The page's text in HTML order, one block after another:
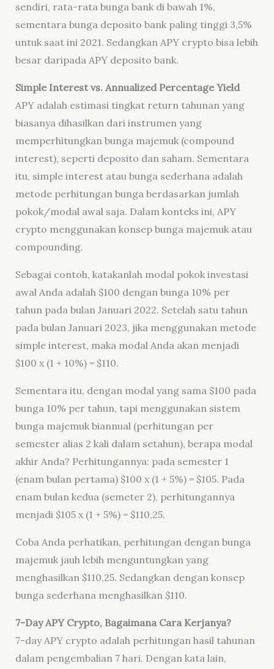
sendiri, rata-rata bunga bank di bawah 1%,
sementara bunga deposito bank paling tinggi 3,5%
untuk saat ini 2021. Sedangkan APY crypto bisa lebih
besar daripada APY deposito bank.
Simple Interest vs. Annualized Percentage Yield
APY adalah estimasi tingkat return tahunan yang
biasanya dihasilkan dari instrumen yang
memperhitungkan bunga majemuk (compound
interest), seperti deposito dan saham. Sementara
itu, simple interest atau bunga sederhana adalah
metode perhitungan bunga berdasarkan jumlah
pokok/modal awal saja. Dalam konteks ini, APY
crypto menggunakan konsep bunga majemuk atau
compounding.
Sebagai contoh, katakanlah modal pokok investasi
awal Anda adalah $100 dengan bunga 10% per
tahun pada bulan Januari 2022. Setelah satu tahun
pada bulan Januari 2023, jika menggunakan metode
simple interest, maka modal Anda akan menjadi
$100 x (1 + 10%) = $110.
Sementara itu, dengan modal yang sama $100 pada
bunga 10% per tahun, tapi menggunakan sistem
bunga majemuk biannual (perhitungan per
semester alias 2 kali dalam setahun), berapa modal
akhir Anda? Perhitungannya: pada semester 1
(enam bulan pertama) $100 x (1 + 5%) = $105. Pada
enam bulan kedua (semeter 2), perhitungannya
menjadi $105 x (1 + 5%) = $110,25.
Coba Anda perhatikan, perhitungan dengan bunga
majemuk jauh lebih menguntungkan yang
menghasilkan $110,25. Sedangkan dengan konsep
bunga sederhana menghasilkan $110.
7-DayAPY Crypto, Bagaimana Cara Kerjanya?
7-day APY crypto adalah perhitungan hasil tahunan
dalam pengembalian 7 hari. Dengan kata lain,